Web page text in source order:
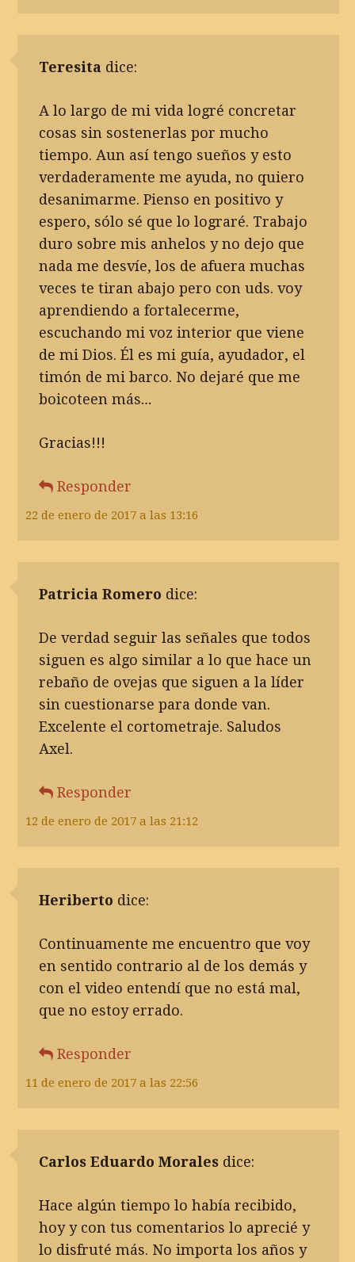
Teresita dice:
22 de enero de 2017 a las 13:16
A lo largo de mi vida logré concretar
cosas sin sostenerlas por mucho
tiempo. Aun así tengo sueños y esto
verdaderamente me ayuda, no quiero
desanimarme. Pienso en positivo y
espero, sólo sé que lo lograré. Trabajo
duro sobre mis anhelos y no dejo que
nada me desvíe, los de afuera muchas
veces te tiran abajo pero con uds. voy
aprendiendo a fortalecerme,
escuchando mi voz interior que viene
de mi Dios. Él es mi guía, ayudador, el
timón de mi barco. No dejaré que me
boicoteen más…
Gracias!!!
Responder
Patricia Romero dice:
12 de enero de 2017 a las 21:12
De verdad seguir las señales que todos
siguen es algo similar a lo que hace un
rebaño de ovejas que siguen a la líder
sin cuestionarse para donde van.
Excelente el cortometraje. Saludos
Axel.
Responder
Heriberto dice:
11 de enero de 2017 a las 22:56
Continuamente me encuentro que voy
en sentido contrario al de los demás y
con el video entendí que no está mal,
que no estoy errado.
Responder
Carlos Eduardo Morales dice:
Hace algún tiempo lo había recibido,
hoy y con tus comentarios lo aprecié y
lo disfruté más. No importa los años y